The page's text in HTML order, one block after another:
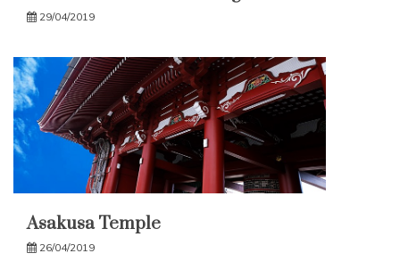
29/04/2019
Asakusa Temple
26/04/2019